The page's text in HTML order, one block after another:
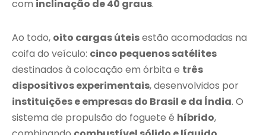
com inclinação de 40 graus.
Ao todo, oito cargas úteisestão acomodadas na
coifa do veículo: cinco pequenos satélites
destinados à colocação em órbita e três
dispositivos experimentais, desenvolvidos por
instituições e empresas do Brasil e da Índia. O
sistema de propulsão do foguete é híbrido,